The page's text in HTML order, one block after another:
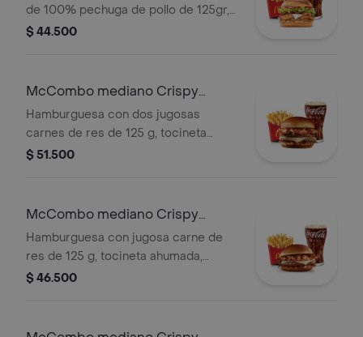
de 100% pechuga de pollo de 125gr,
salsa Tajin, tomate, lechuga, tocineta,
elegir.
$ 44.500
McCombo mediano Crispy
Onion Barbecue 2 Carnes
Hamburguesa con dos jugosas
carnes de res de 125 g, tocineta
ahumada, queso blanco cremoso,
Acompañada de papas fritas
medianas y bebida mediana a
elección.
$ 51.500
McCombo mediano Crispy
Onion Barbecue 1 Carne
Hamburguesa con jugosa carne de
res de 125 g, tocineta ahumada,
queso blanco cremoso, cebolla
Acompañada de papas fritas
$ 46.500